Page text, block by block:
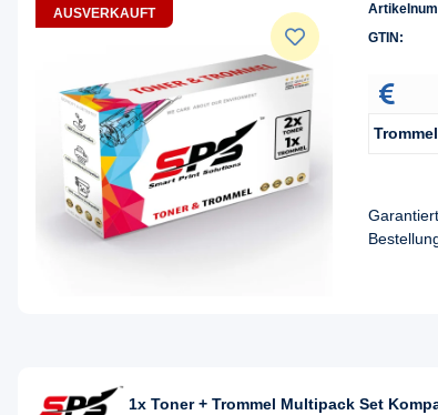
AUSVERKAUFT
GTIN:
Trommel
1x Toner + Trommel Multipack Set